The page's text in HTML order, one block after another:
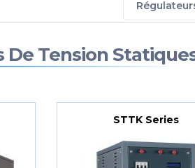
De Tension
STTK Series